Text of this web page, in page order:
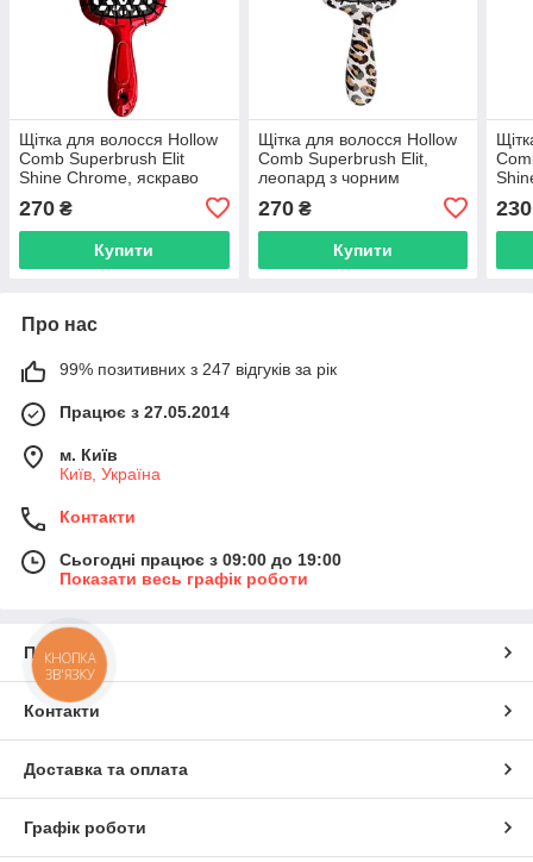
Щітка для волосся Hollow
Comb Superbrush Elit
Shine Chrome, яскраво
(SB2080-54)
270 ₴
Купити
Щітка для волосся Hollow
Comb Superbrush Elit,
леопард з чорним
270₴
Купити
230
Про нас
99% позитивних з 247 відгуків за рік
Працює з 27.05.2014
м. Київ
Київ, Україна
Контакти
Сьогодні працює з 09:00 до 19:00
Показати весь графік роботи
Про нас
Контакти
Доставка та оплата
Графік роботи
КНОПКА
ЗВ'ЯЗКУ